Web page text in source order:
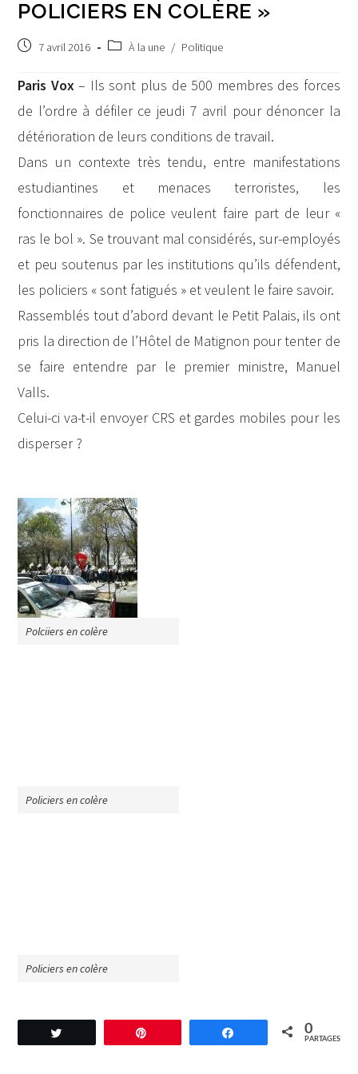
POLICIERS EN COLÈRE »
Post7 avril 2016
PostÀ la une / Politique
Paris Vox– Ils sont plus de 500 membres des forces
de l’ordre à défiler ce jeudi 7 avril pour dénoncer la
détérioration de leurs conditions de travail.
Dans un contexte très tendu, entre manifestations
estudiantines et menaces terroristes, les
fonctionnaires de police veulent faire part de leur «
ras le bol ». Se trouvant mal considérés, sur-employés
et peu soutenus par les institutions qu’ils défendent,
les policiers « sont fatigués » et veulent le faire savoir.
Rassemblés tout d’abord devant le Petit Palais, ils ont
pris la direction de l’Hôtel de Matignon pour tenter de
se faire entendre par le premier ministre, Manuel
Valls.
Celui-ci va-t-il envoyer CRS et gardes mobiles pour les
disperser ?
Polciiers en colère
Policiers en colère
Policiers en colère
Partagez 0
PARTAGES